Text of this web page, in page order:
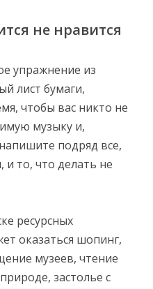
не нравится
упражнение из
лист бумаги,
чтобы вас никто не
музыку и,
подряд все,
и то, что делать не
ресурсных
оказаться шопинг,
музеев, чтение
застолье с